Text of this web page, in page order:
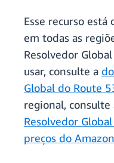
Esse recurso
em todas as
Resolvedor
usar, consulte a
Global do Route
regional, consulte
Resolvedor
preços do